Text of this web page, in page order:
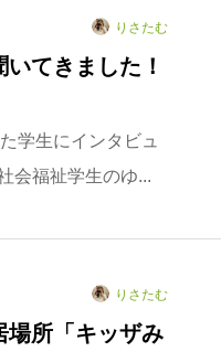
りさたむ
てきました！
学生にインタビュ
会福祉学生のゆ...
りさたむ
場所「キッザみ